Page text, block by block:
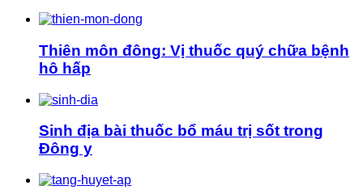
Thiên môn đông: Vị thuốc quý chữa bệnh
hô hấp
Sinh địa bài thuốc bổ máu trị sốt trong
Đông y